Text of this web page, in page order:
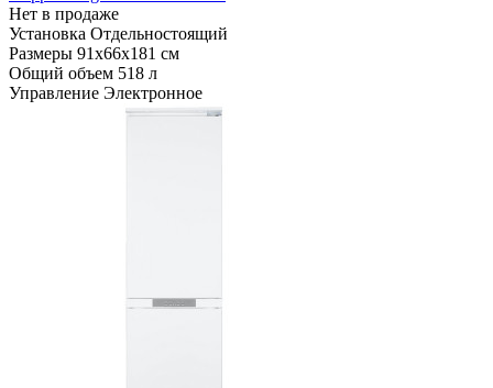
Нет в продаже
Установка Отдельностоящий
Размеры 91x66x181 см
Общий объем 518 л
Управление Электронное